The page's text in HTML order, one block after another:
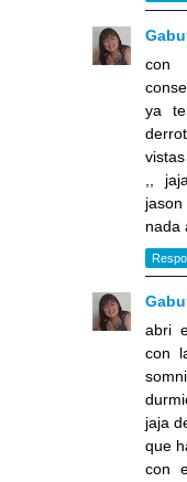
con
ya
,,
nada
abri
con
jaja
que
con